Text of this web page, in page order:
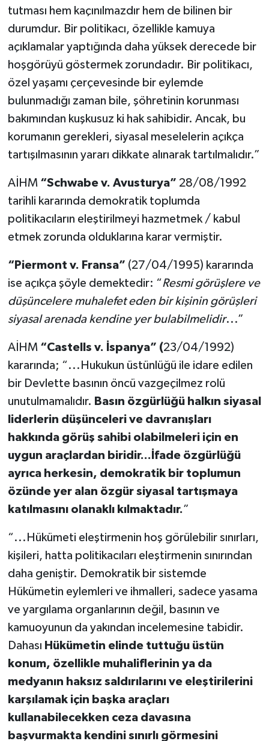
tutması hem kaçınılmazdır hem de bilinen bir
durumdur. Bir politikacı, özellikle kamuya
açıklamalar yaptığında daha yüksek derecede bir
hoşgörüyü göstermek zorundadır. Bir politikacı,
özel yaşamı çerçevesinde bir eylemde
bulunmadığı zaman bile, şöhretinin korunması
bakımından kuşkusuz ki hak sahibidir. Ancak, bu
korumanın gerekleri, siyasal meselelerin açıkça
tartışılmasının yararı dikkate alınarak tartılmalıdır.”
AİHM “Schwabe v. Avusturya” 28/08/1992
tarihli kararında demokratik toplumda
politikacıların eleştirilmeyi hazmetmek / kabul
etmek zorunda olduklarına karar vermiştir.
“Piermont v. Fransa” (27/04/1995) kararında
ise açıkça şöyle demektedir: “Resmi görüşlere ve
düşüncelere muhalefet eden bir kişinin görüşleri
siyasal arenada kendine yer bulabilmelidir...”
AİHM “Castells v. İspanya” (23/04/1992)
kararında; “...Hukukun üstünlüğü ile idare edilen
bir Devlette basının öncü vazgeçilmez rolü
unutulmamalıdır. Basın özgürlüğü halkın siyasal
liderlerin düşünceleri ve davranışları
hakkında görüş sahibi olabilmeleri için en
uygun araçlardan biridir...İfade özgürlüğü
ayrıca herkesin, demokratik bir toplumun
özünde yer alan özgür siyasal tartışmaya
katılmasını olanaklı kılmaktadır.”
“...Hükümeti eleştirmenin hoş görülebilir sınırları,
kişileri, hatta politikacıları eleştirmenin sınırından
daha geniştir. Demokratik bir sistemde
Hükümetin eylemleri ve ihmalleri, sadece yasama
ve yargılama organlarının değil, basının ve
kamuoyunun da yakından incelemesine tabidir.
Dahası Hükümetin elinde tuttuğu üstün
konum, özellikle muhaliflerinin ya da
medyanın haksız saldırılarını ve eleştirilerini
karşılamak için başka araçları
kullanabilecekken ceza davasına
başvurmakta kendini sınırlı görmesini